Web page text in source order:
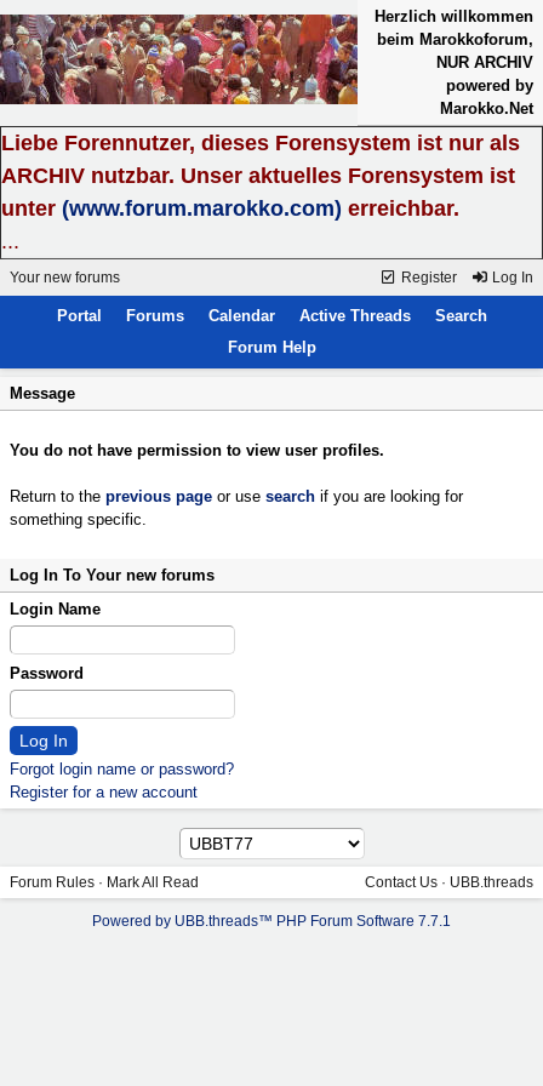
Herzlich willkommen
beim Marokkoforum,
NUR ARCHIV
powered by
Marokko.Net
Liebe Forennutzer, dieses Forensystem ist nur als
ARCHIV nutzbar. Unser aktuelles Forensystem ist
unter (www.forum.marokko.com) erreichbar.
...
Register Log In
Your new forums
Portal Forums Calendar Active Threads
Search
Forum Help
Message
You do not have permission to view user profiles.
Return to the previous page or use search if you are looking for
something specific.
Log In To Your new forums
Login Name
Password
Forgot login name or password?
Register for a new account
Forum Rules · Mark All Read Contact Us · UBB.threads
Powered by UBB.threads™ PHP Forum Software 7.7.1